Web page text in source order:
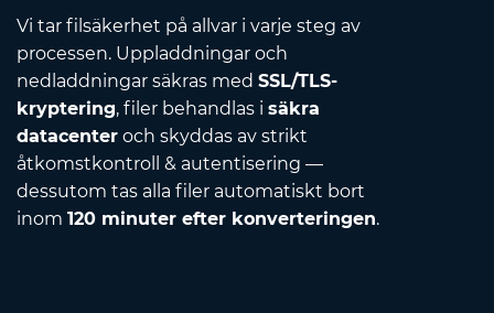
Vi tar filsäkerhet på allvar i varje steg av
processen. Uppladdningar och
nedladdningar säkras med SSL/TLS-
kryptering, filer behandlas i säkra
datacenter och skyddas av strikt
åtkomstkontroll & autentisering —
dessutom tas alla filer automatiskt bort
inom 120 minuter efter konverteringen.